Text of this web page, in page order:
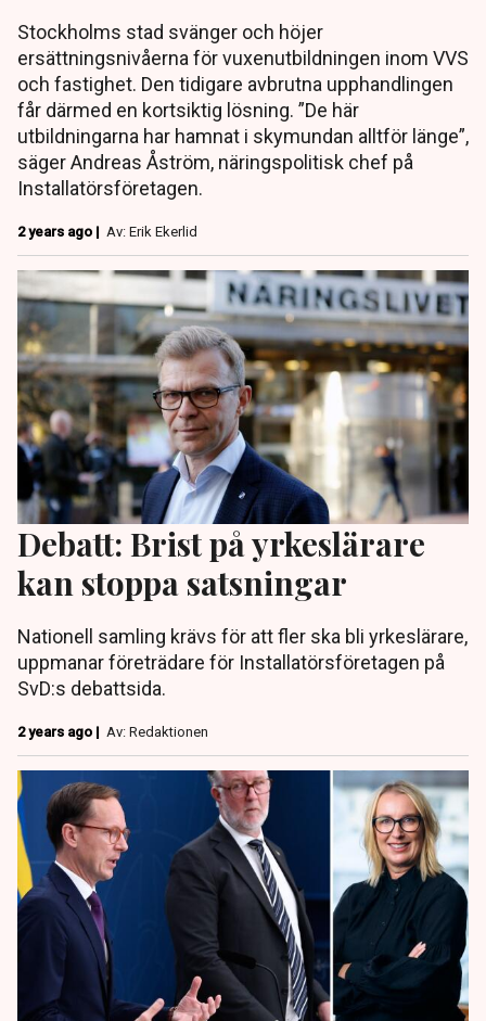
Stockholms stad svänger och höjer
ersättningsnivåerna för vuxenutbildningen inom VVS
och fastighet. Den tidigare avbrutna upphandlingen
får därmed en kortsiktig lösning. ”De här
utbildningarna har hamnat i skymundan alltför länge”,
säger Andreas Åström, näringspolitisk chef på
Installatörsföretagen.
2 years ago | Av: Erik Ekerlid
Debatt: Brist på yrkeslärare
kan stoppa satsningar
Nationell samling krävs för att fler ska bli yrkeslärare,
uppmanar företrädare för Installatörsföretagen på
SvD:s debattsida.
2 years ago | Av: Redaktionen